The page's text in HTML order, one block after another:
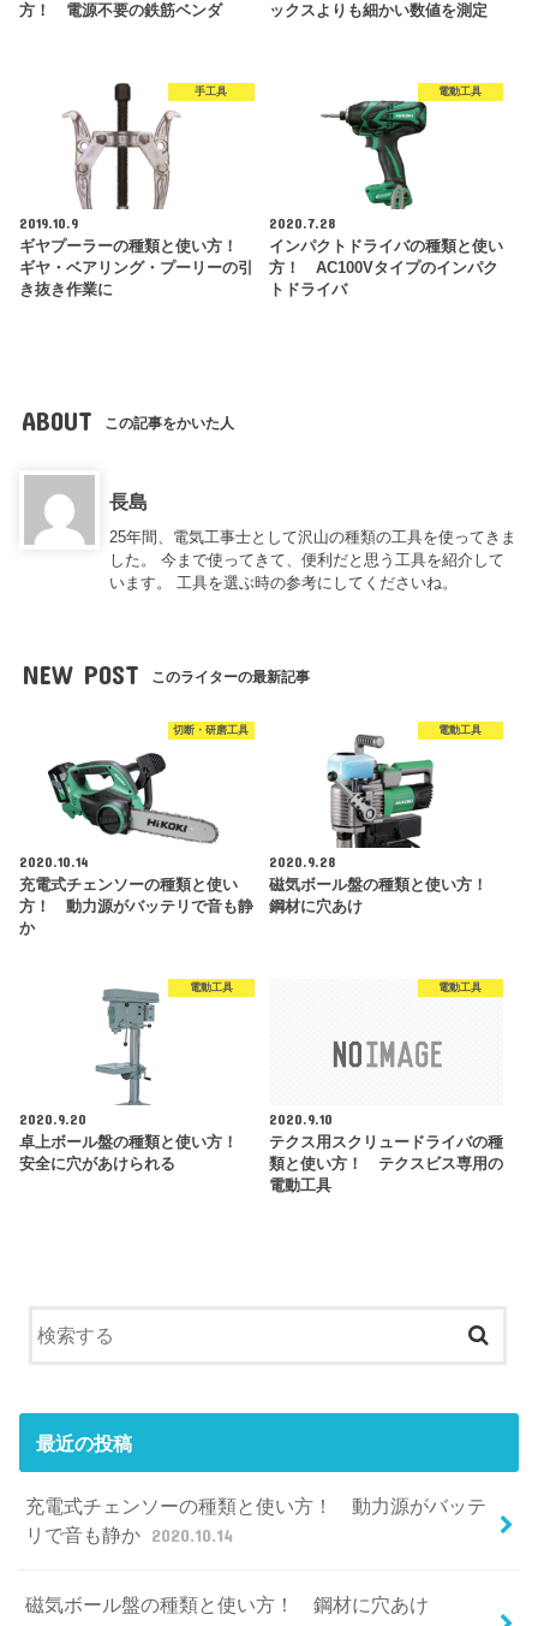
方！ 電源不要の鉄筋ベンダ
ックスよりも細かい数値を測定
手工具
2019.10.9
ギヤプーラーの種類と使い方！
ギヤ・ベアリング・プーリーの引
き抜き作業に
電動工具
2020.7.28
インパクトドライバの種類と使い
方！ AC100Vタイプのインパク
トドライバ
ABOUT この記事をかいた人
長島
25年間、電気工事士として沢山の種類の工具を使ってきま
した。 今まで使ってきて、便利だと思う工具を紹介して
います。 工具を選ぶ時の参考にしてくださいね。
NEW POST このライターの最新記事
切断・研磨工具
2020.10.14
充電式チェンソーの種類と使い
方！ 動力源がバッテリで音も静
か
電動工具
2020.9.28
磁気ボール盤の種類と使い方！
鋼材に穴あけ
電動工具
2020.9.20
卓上ボール盤の種類と使い方！
安全に穴があけられる
電動工具
2020.9.10
テクス用スクリュードライバの種
類と使い方！ テクスビス専用の
電動工具
最近の投稿
充電式チェンソーの種類と使い方！ 動力源がバッテ
リで音も静か 2020.10.14
磁気ボール盤の種類と使い方！ 鋼材に穴あけ